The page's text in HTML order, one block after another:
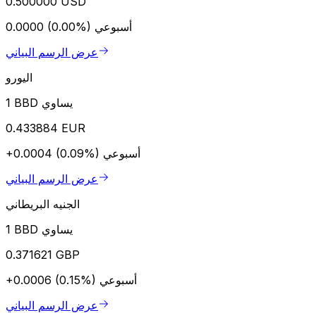
0.0000 (0.00%) أسبوعي
عرض الرسم البياني
اليورو
1 BBD يساوي
0.433884 EUR
+0.0004 (0.09%) أسبوعي
عرض الرسم البياني
الجنيه البريطاني
1 BBD يساوي
0.371621 GBP
+0.0006 (0.15%) أسبوعي
عرض الرسم البياني